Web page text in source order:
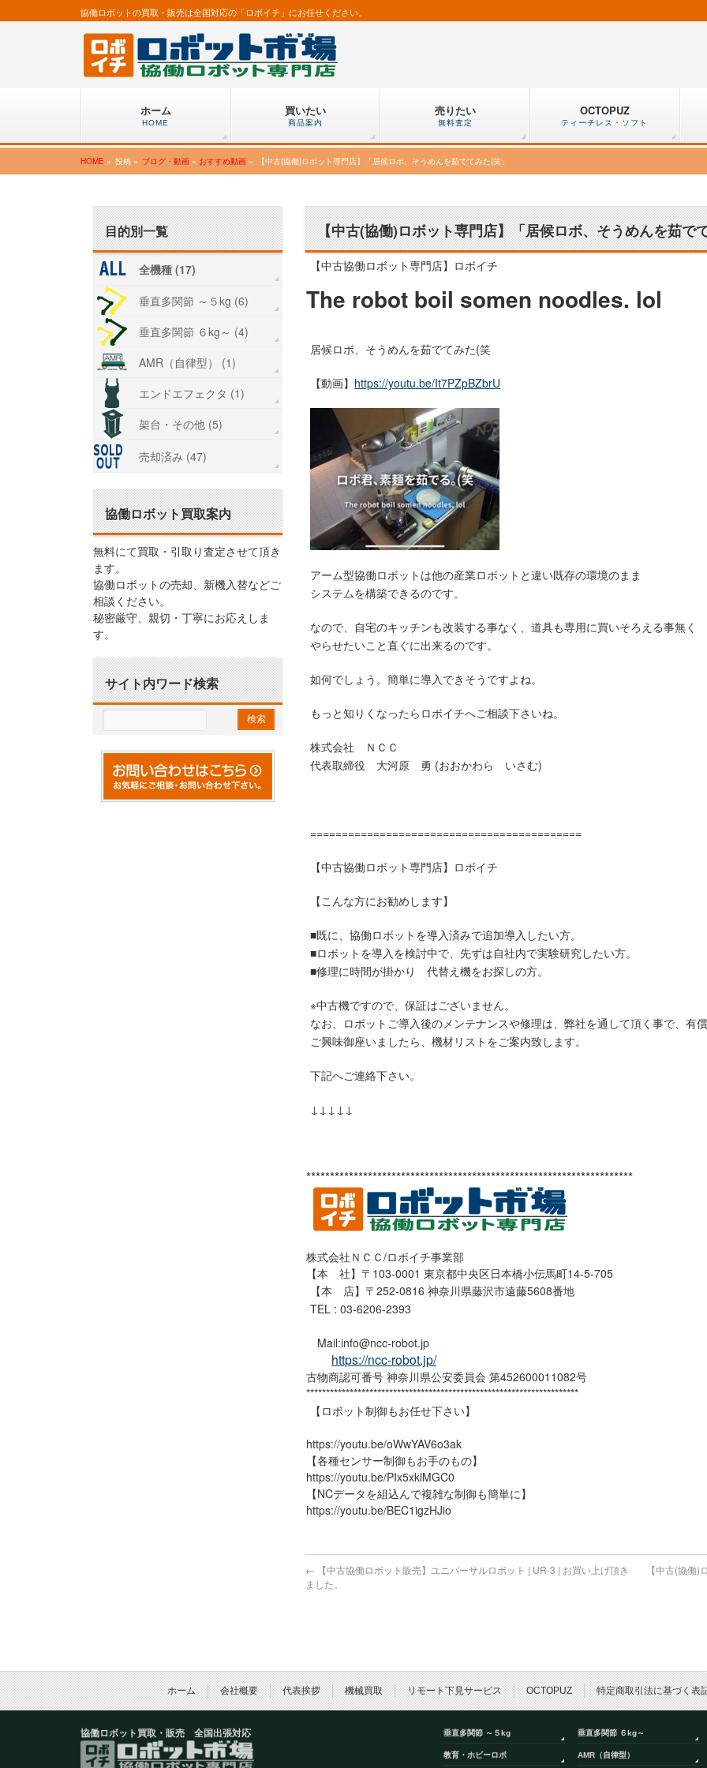
協働ロボットの買取・販売は全国対応の「ロボイチ」にお任せください。
ホーム
HOME
買いたい
商品案内
売りたい
無料査定
OCTOPUZ
ティーチレス・ソフト
HOME » 投稿 » ブログ・動画 » おすすめ動画 » 【中古(協働)ロボット専門店】「居候ロボ、そうめんを茹でてみた(笑」
【中古(協働)ロボット専門店】「居候ロボ、そうめんを茹
【中古協働ロボット専門店】ロボイチ
The robot boil somen noodles. lol
居候ロボ、そうめんを茹でてみた(笑
【動画】 https://youtu.be/It7PZpBZbrU
アーム型協働ロボットは他の産業ロボットと違い既存の環境のまま
システムを構築できるのです。
なので、自宅のキッチンも改装する事なく、道具も専用に買いそろえる事無く
やらせたいこと直ぐに出来るのです。
如何でしょう。簡単に導入できそうですよね。
もっと知りくなったらロボイチへご相談下さいね。
株式会社 ＮＣＣ
代表取締役 大河原 勇 (おおかわら いさむ)
===========================================
【中古協働ロボット専門店】ロボイチ
【こんな方にお勧めします】
■既に、協働ロボットを導入済みで追加導入したい方。
■ロボットを導入を検討中で、先ずは自社内で実験研究したい方。
■修理に時間が掛かり 代替え機をお探しの方。
※中古機ですので、保証はございません。
なお、ロボットご導入後のメンテナンスや修理は、弊社を通して頂く事で、有
ご興味御座いましたら、機材リストをご案内致します。
下記へご連絡下さい。
↓↓↓↓↓
*********************************************************************
株式会社ＮＣＣ/ロボイチ事業部
【本 社】〒103-0001 東京都中央区日本橋小伝馬町14-5-705
【本 店】〒252-0816 神奈川県藤沢市遠藤5608番地
TEL : 03-6206-2393
Mail:info@ncc-robot.jp
https://ncc-robot.jp/
古物商認可番号 神奈川県公安委員会 第452600011082号
*********************************************************************
【ロボット制御もお任せ下さい】
https://youtu.be/oWwYAV6o3ak
【各種センサー制御もお手のもの】
https://youtu.be/PIx5xklMGC0
【NCデータを組込んで複雑な制御も簡単に】
https://youtu.be/BEC1igzHJio
← 【中古協働ロボット販売】ユニバーサルロボット | UR-3 | お買い上げ頂き
ました。
【中古(協働)
目的別一覧
全機種 (17)
垂直多関節 ～５kg (6)
垂直多関節 ６kg～ (4)
AMR（自律型） (1)
エンドエフェクタ (1)
架台・その他 (5)
売却済み (47)
協働ロボット買取案内
無料にて買取・引取り査定させて頂き
ます。
協働ロボットの売却、新機入替などご
相談ください。
秘密厳守、親切・丁寧にお応えしま
す。
サイト内ワード検索
ホーム 会社概要 代表挨拶 機械買取 リモート下見サービス OCTOPUZ 特定商取引法に基づく表
協働ロボット買取・販売 全国出張対応 垂直多関節 ～５kg 垂直多関節 ６kg～
教育・ホビーロボ AMR（自律型）